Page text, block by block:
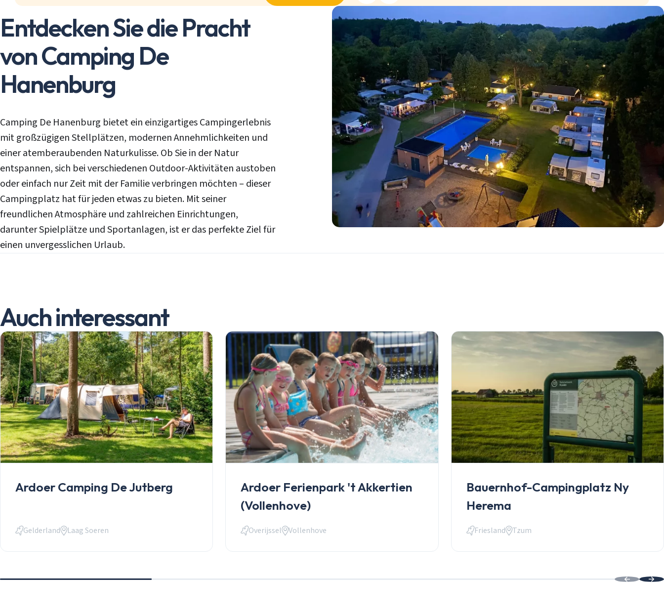
Kontakt
Login
Entdecken Sie die Pracht
von Camping De
Hanenburg
Camping De Hanenburg bietet ein einzigartiges Campingerlebnis
mit großzügigen Stellplätzen, modernen Annehmlichkeiten und
einer atemberaubenden Naturkulisse. Ob Sie in der Natur
entspannen, sich bei verschiedenen Outdoor-Aktivitäten austoben
oder einfach nur Zeit mit der Familie verbringen möchten – dieser
Campingplatz hat für jeden etwas zu bieten. Mit seiner
freundlichen Atmosphäre und zahlreichen Einrichtungen,
darunter Spielplätze und Sportanlagen, ist er das perfekte Ziel für
einen unvergesslichen Urlaub.
Auch interessant
Ardoer Camping De Jutberg
Gelderland Laag Soeren
Ardoer Ferienpark 't Akkertien
(Vollenhove)
Overijssel Vollenhove
Bauernhof-Campingplatz Ny
Herema
Friesland Tzum
Login
E-Mail
Passwort vergessen?
Passwort
Daten speichern
Login